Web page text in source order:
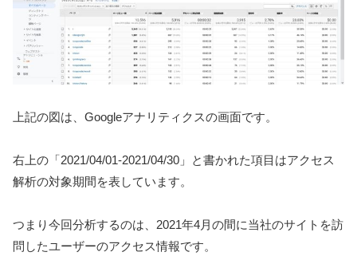
上記の図は、Googleアナリティクスの画面です。
右上の「2021/04/01-2021/04/30」と書かれた項目はアクセス
解析の対象期間を表しています。
つまり今回分析するのは、2021年4月の間に当社のサイトを訪
問したユーザーのアクセス情報です。